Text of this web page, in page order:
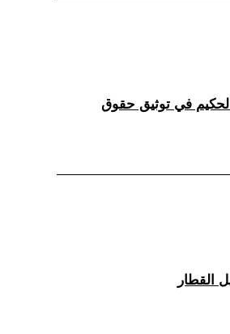
الحكيم في توثيق حقوق